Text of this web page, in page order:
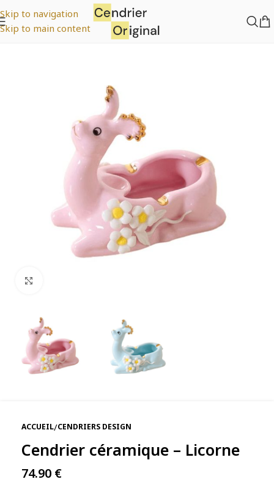
Skip to navigation
Skip to main content
ACCUEIL/CENDRIERS DESIGN
Cendrier céramique – Licorne
74.90 €